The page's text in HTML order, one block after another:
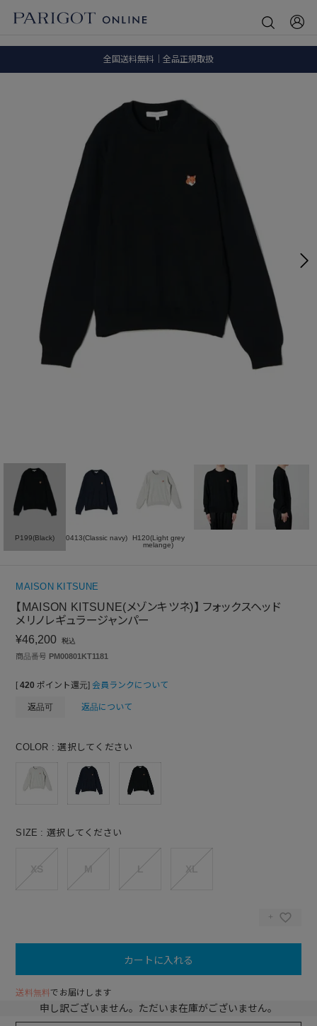
全国送料無料｜全品正規取扱
P199(Black) 0413(Classic navy)
H120(Light grey
melange)
MAISON KITSUNE
【MAISON KITSUNE(メゾンキツネ)】 フォックスヘッド
メリノレギュラージャンパー
¥46,200 税込
商品番号 PM00801KT1181
[ 420 ポイント還元] 会員ランクについて
返品可 返品について
COLOR 選択してください
SIZE 選択してください
カートに入れる
送料無料でお届けします
申し訳ございません。ただいま在庫がございません。